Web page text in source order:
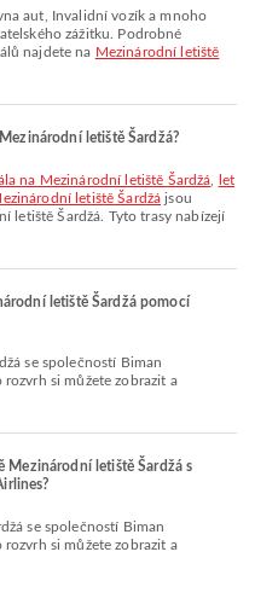
zážitku. Podrobné
najdete na Mezinárodní letiště
letiště Šardžá?
na Mezinárodní letiště Šardžá
let
letiště Šardžá jsou
letiště Šardžá. Tyto trasy nabízejí
letiště Šardžá pomocí
si můžete zobrazit a
Mezinárodní letiště Šardžá s
si můžete zobrazit a